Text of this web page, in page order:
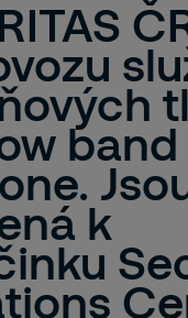
band
k